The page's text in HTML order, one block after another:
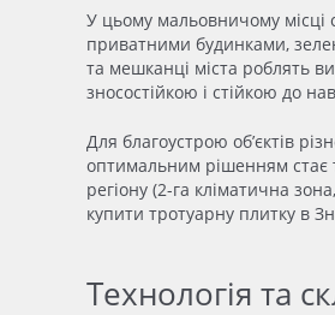
У цьому мальовничому місці
приватними будинками,
та мешканці міста роблять
зносостійкою і стійкою до
Для благоустрою об’єктів
оптимальним рішенням стає
регіону (2-га кліматична
купити тротуарну плитку в
Технологія та